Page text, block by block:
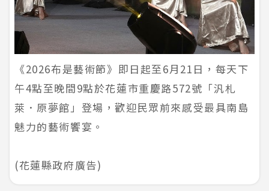
《2026布是藝術節》即日起至6月21日，每天下
午4點至晚間9點於花蓮市重慶路572號「汎札
萊．原夢館」登場，歡迎民眾前來感受最具南島
魅力的藝術饗宴。
(花蓮縣政府廣告)